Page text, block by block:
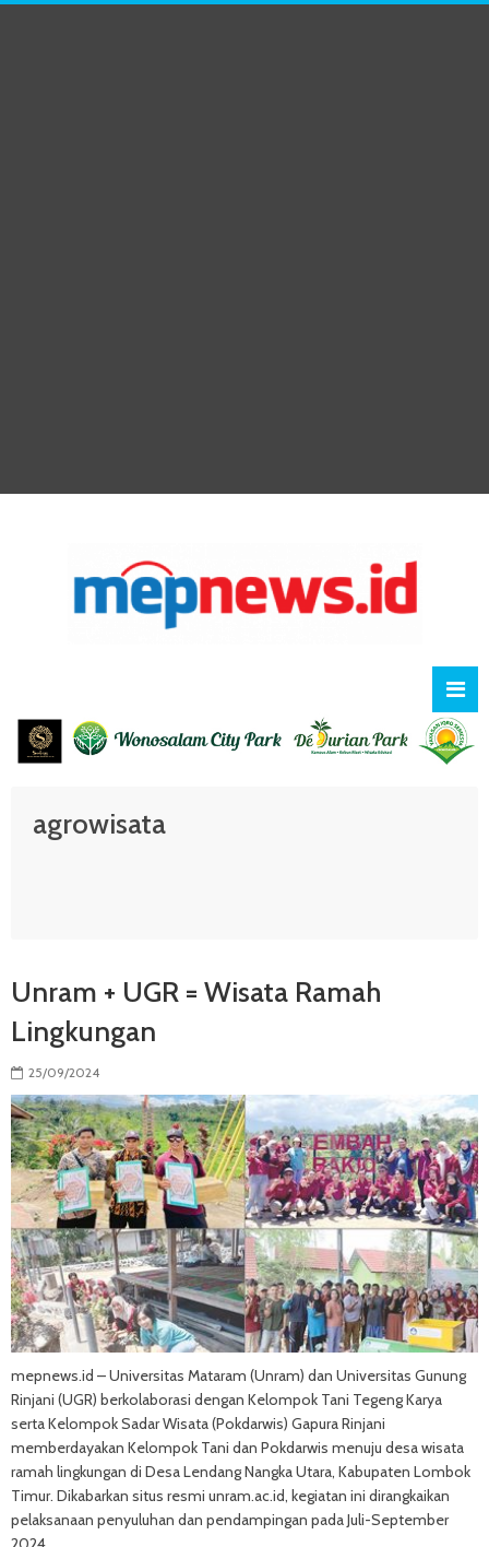
agrowisata
Unram + UGR = Wisata Ramah
Lingkungan
25/09/2024
mepnews.id – Universitas Mataram (Unram) dan Universitas Gunung
Rinjani (UGR) berkolaborasi dengan Kelompok Tani Tegeng Karya
serta Kelompok Sadar Wisata (Pokdarwis) Gapura Rinjani
memberdayakan Kelompok Tani dan Pokdarwis menuju desa wisata
ramah lingkungan di Desa Lendang Nangka Utara, Kabupaten Lombok
Timur. Dikabarkan situs resmi unram.ac.id, kegiatan ini dirangkaikan
pelaksanaan penyuluhan dan pendampingan pada Juli-September